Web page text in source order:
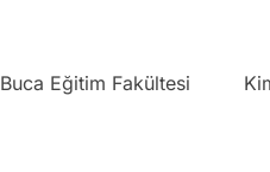
Buca Eğitim Fakültesi